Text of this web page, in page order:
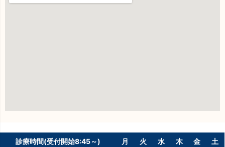
診療時間(受付開始8:45～) 月 火 水 木 金 土